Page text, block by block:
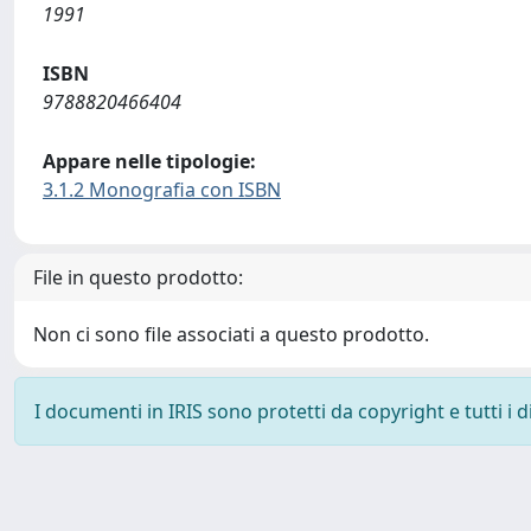
1991
ISBN
9788820466404
Appare nelle tipologie:
3.1.2 Monografia con ISBN
File in questo prodotto:
Non ci sono file associati a questo prodotto.
I documenti in IRIS sono protetti da copyright e tutti i